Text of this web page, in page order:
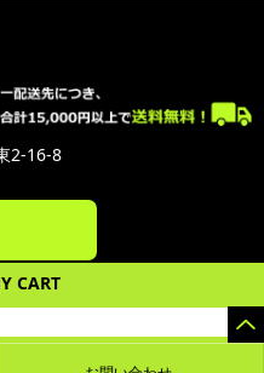
CART
2-16-8